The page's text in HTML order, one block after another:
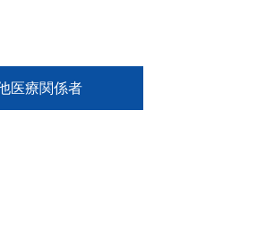
医療関係者